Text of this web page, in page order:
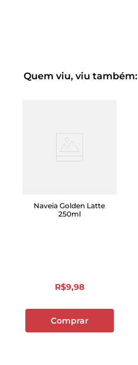
Quem viu, viu também:
Naveia Golden Latte
250ml
R$9,98
Comprar